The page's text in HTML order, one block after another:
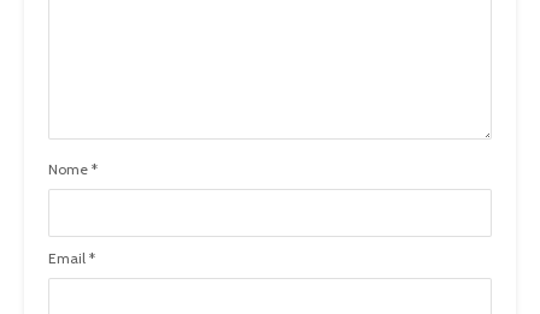
Nome *
Email *